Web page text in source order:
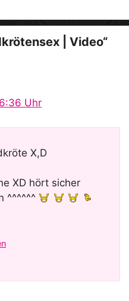
| Video“
Uhr
X,D
XD hört sicher
^^^^^^